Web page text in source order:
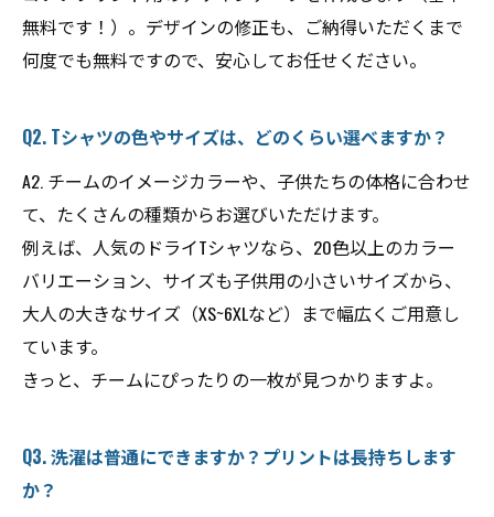
無料です！）。デザインの修正も、ご納得いただくまで
何度でも無料ですので、安心してお任せください。
Q2. Tシャツの色やサイズは、どのくらい選べますか？
A2. チームのイメージカラーや、子供たちの体格に合わせ
て、たくさんの種類からお選びいただけます。
例えば、人気のドライTシャツなら、20色以上のカラー
バリエーション、サイズも子供用の小さいサイズから、
大人の大きなサイズ（XS~6XLなど）まで幅広くご用意し
ています。
きっと、チームにぴったりの一枚が見つかりますよ。
Q3. 洗濯は普通にできますか？プリントは長持ちします
か？